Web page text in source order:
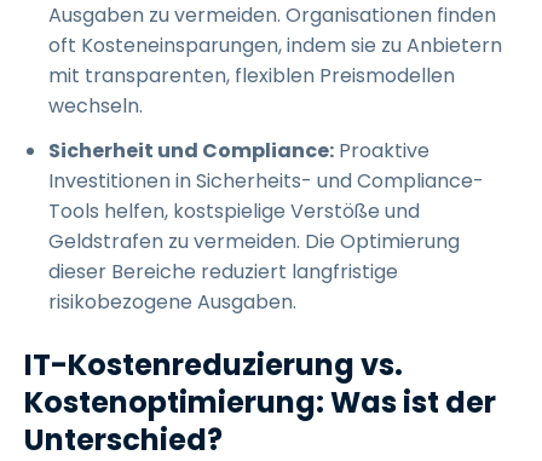
Ausgaben zu vermeiden. Organisationen finden
oft Kosteneinsparungen, indem sie zu Anbietern
mit transparenten, flexiblen Preismodellen
wechseln.
Sicherheit und Compliance: Proaktive
Investitionen in Sicherheits- und Compliance-
Tools helfen, kostspielige Verstöße und
Geldstrafen zu vermeiden. Die Optimierung
dieser Bereiche reduziert langfristige
risikobezogene Ausgaben.
IT-Kostenreduzierung vs.
Kostenoptimierung: Was ist der
Unterschied?